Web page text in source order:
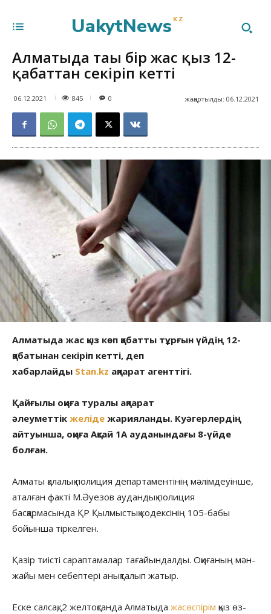
UakytNews KZ
Алматыда тағы бір жас қыз 12-
қабаттан секіріп кетті
06.12.2021 845 жаңартылды: 06.12.2021
0
Алматыда жас қыз көп қабатты тұрғын үйдің 12-
қабатынан секіріп кетті, деп
хабарлайды Stan.kz ақпарат агенттігі.
Қайғылы оқиға туралы ақпарат
әлеуметтік желіде жарияланды. Куәгерлердің
айтуынша, оқиға Ақсай 1А ауданындағы 8-үйде
болған.
Алматы қалалық полиция департаментінің мәлімдеуінше,
аталған факті М.Әуезов аудандық полиция
басқармасында ҚР Қылмыстық кодексінің 105-бабы
бойынша тіркелген.
Қазір тиісті сараптамалар тағайындалды. Оқиғаның мән-
жайы мен себептері анықталып жатыр.
Еске салсақ, 2 желтоқсанда Алматыда жасөспірім қыз өз-